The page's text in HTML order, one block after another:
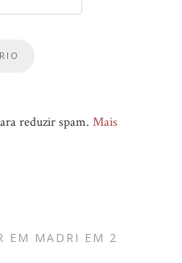
reduzir spam. Mais
EM MADRI EM 2